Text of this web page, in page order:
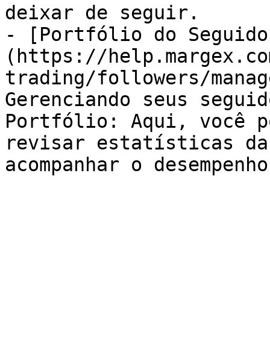
deixar de seguir.
- [Portfólio do
(https://
trading/followers/
Gerenciando seus
Portfólio: Aqui, você
revisar estatísticas